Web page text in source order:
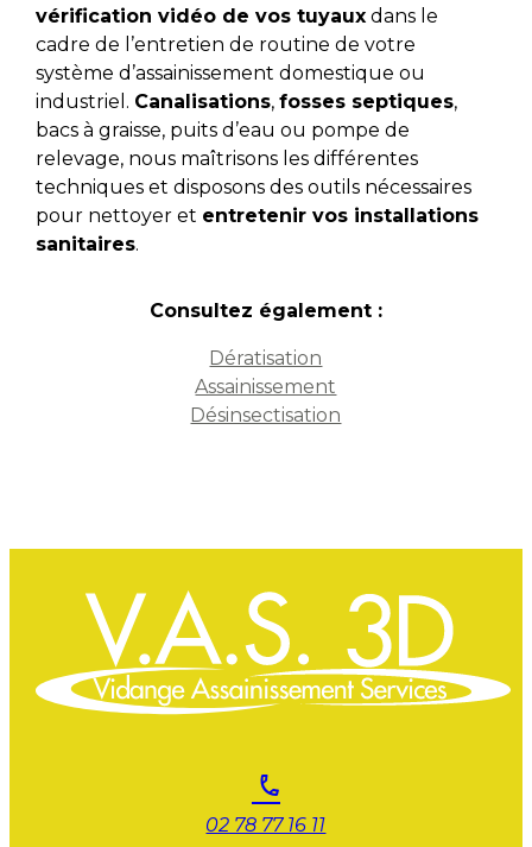
vérification vidéo de vos tuyauxdans le
cadre de l’entretien de routine de votre
système d’assainissement domestique ou
industriel. Canalisations, fosses septiques,
bacs à graisse, puits d’eau ou pompe de
relevage, nous maîtrisons les différentes
techniques et disposons des outils nécessaires
pour nettoyer et entretenir vos installations
sanitaires.
Consultez également :
Dératisation
Assainissement
Désinsectisation
02 78 77 16 11